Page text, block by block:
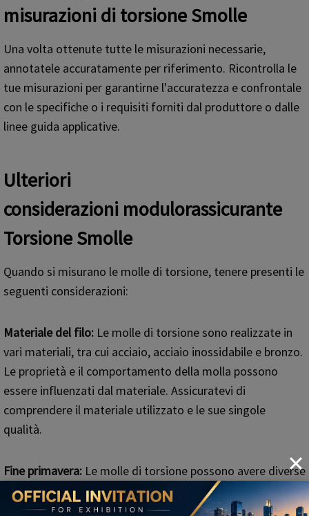
misurazioni di torsioneSmolle
Una volta ottenute tutte le misurazioni necessarie,
annotatele accuratamente per riferimento. Ricontrolla le
tue misurazioni per garantirne l'accuratezza e confrontale
con le specifiche o i requisiti forniti dal produttore o dalle
linee guida applicative.
Ulteriori
considerazioni modulorassicurante
TorsioneSmolle
Quando si misurano le molle di torsione, tenere presenti le
seguenti considerazioni:
Materiale del filo: Le molle di torsione sono realizzate in
vari materiali, tra cui acciaio, acciaio inossidabile e bronzo.
Le proprietà e il comportamento della molla possono
essere influenzati dal materiale. Assicuratevi di
comprendere il materiale utilizzato e le sue singole
qualità.
Fine primavera: Le molle di torsione possono avere diverse
estremità: dritte, incernierate o realizzate su misura.
Considerare il tipo di estremità e come influisce sulla